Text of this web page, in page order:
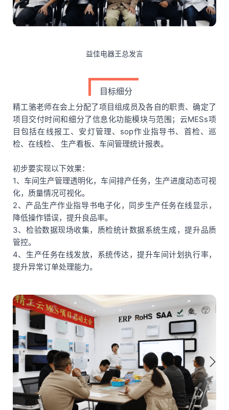
益佳电器王总发言
目标细分
精工骆老师在会上分配了项目组成员及各自的职责、确定了
项目交付时间和细分了信息化功能模块与范围；云MESs项
目包括在线报工、安灯管理、sop作业指导书、首检、巡
检、在线检、 生产看板、车间管理统计报表。
初步要实现以下效果：
1、车间生产管理透明化，车间排产任务，生产进度动态可视
化，质量情况可视化。
2、产品生产作业指导书电子化，同步生产任务在线显示，
降低操作错误，提升良品率。
3、检验数据现场收集，质检统计数据系统生成，提升品质
管控。
4、生产任务在线发放，系统传达，提升车间计划执行率，
提升异常订单处理能力。